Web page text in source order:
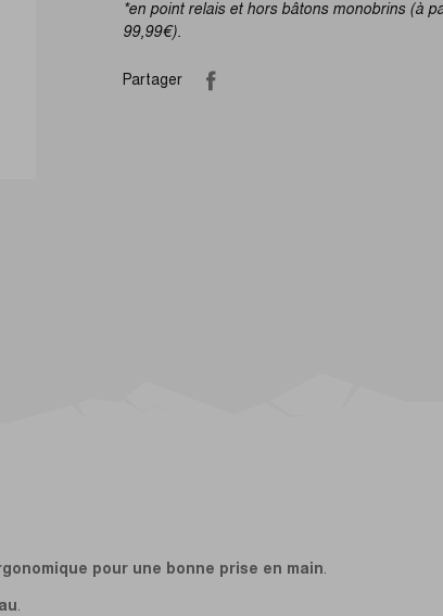
*en point relais et hors bâtons monobrins (à
99,99€).
Partager
pour une bonne prise en main